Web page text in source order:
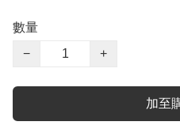
數量
−
+
加至